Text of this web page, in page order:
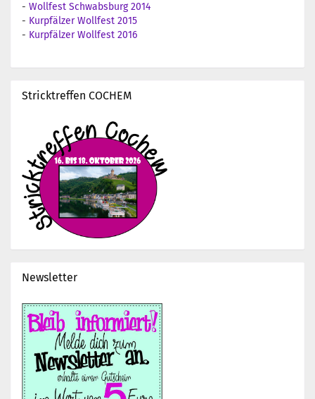
- Wollfest Schwabsburg 2014
- Kurpfälzer Wollfest 2015
- Kurpfälzer Wollfest 2016
Stricktreffen COCHEM
Newsletter